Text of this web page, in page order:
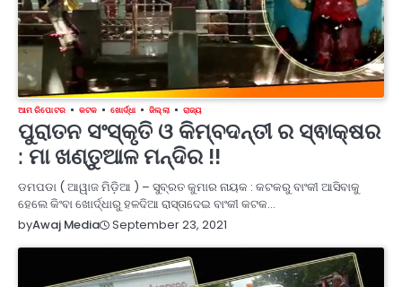
ଆମ ରିପୋଟର କଟକ ଖୋର୍ଦ୍ଧା ଜିଲ୍ଲା ରାଜ୍ୟ
ପୁରାତନ ସଂସ୍କୃତି ଓ କିମ୍ବଦନ୍ତୀ ର ସ୍ଵାକ୍ଷର
: ମା ଖଣ୍ତୁଆଳ ମନ୍ଦିର !!
ଡମପଡା ( ଆୱାଜ ମିଡ଼ିଆ ) – ସୁବ୍ରତ କୁମାର ନାୟକ : କଟକରୁ ବାଂକୀ ଆସିବାକୁ
ହେଲେ କିଂବା ଖୋର୍ଦ୍ଧାରୁ ହଳଦିଆ ରାସ୍ତାଦେଇ ବାଂକୀ କଟକ…
byAwaj Media September 23, 2021